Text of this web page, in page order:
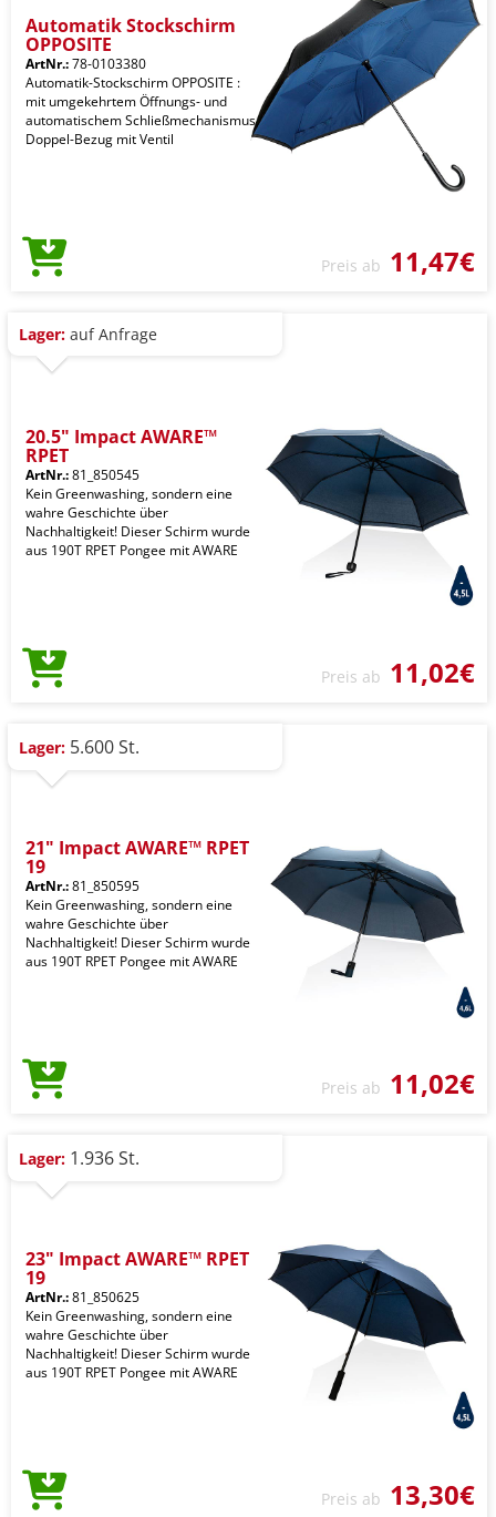
Automatik Stockschirm
OPPOSITE
ArtNr.:78-0103380
Automatik-Stockschirm OPPOSITE :
mit umgekehrtem Öffnungs- und
automatischem Schließmechanismus,
Doppel-Bezug mit Ventil
Preis ab 11,47€
Lager: auf Anfrage
20.5" Impact AWARE™
RPET
ArtNr.:81_850545
Kein Greenwashing, sondern eine
wahre Geschichte über
Nachhaltigkeit! Dieser Schirm wurde
aus 190T RPET Pongee mit AWARE
Preis ab 11,02€
Lager: 5.600 St.
21" Impact AWARE™ RPET
19
ArtNr.:81_850595
Kein Greenwashing, sondern eine
wahre Geschichte über
Nachhaltigkeit! Dieser Schirm wurde
aus 190T RPET Pongee mit AWARE
Preis ab 11,02€
Lager: 1.936 St.
23" Impact AWARE™ RPET
19
ArtNr.:81_850625
Kein Greenwashing, sondern eine
wahre Geschichte über
Nachhaltigkeit! Dieser Schirm wurde
aus 190T RPET Pongee mit AWARE
Preis ab 13,30€